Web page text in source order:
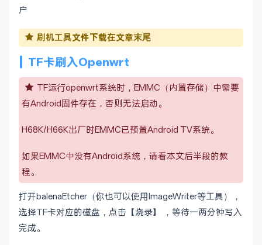
户
刷机工具文件下载在文章末尾
TF卡刷入Openwrt
TF运行openwrt系统时，EMMC（内置存储）中需要
有Android固件存在，否则无法启动。
H68K/H66K出厂时EMMC已预置Android TV系统。
如果EMMC中没有Android系统，请看本文后半段的教
程。
打开balenaEtcher（你也可以使用ImageWriter等工具），
选择TF卡对应的磁盘，点击【烧录】 ，等待⼀两分钟写入
完成。